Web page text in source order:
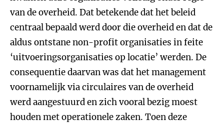
van de overheid. Dat betekende dat het beleid
centraal bepaald werd door die overheid en dat de
aldus ontstane non-profit organisaties in feite
‘uitvoeringsorganisaties op locatie’ werden. De
consequentie daarvan was dat het management
voornamelijk via circulaires van de overheid
werd aangestuurd en zich vooral bezig moest
houden met operationele zaken. Toen deze